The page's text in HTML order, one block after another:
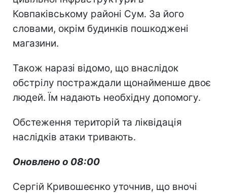
Ковпаківському районі Сум. За його
словами, окрім будинків пошкоджені
магазини.
Також наразі відомо, що внаслідок
обстрілу постраждали щонайменше двоє
людей. Їм надають необхідну допомогу.
Обстеження територій та ліквідація
наслідків атаки тривають.
Оновлено о 08:00
Сергій Кривошеєнко уточнив, що вночі